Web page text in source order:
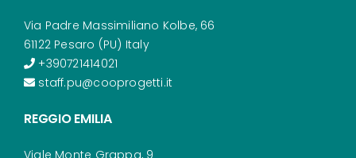
Via Padre Massimiliano Kolbe, 66
61122 Pesaro (PU) Italy
+390721414021
staff.pu@cooprogetti.it
REGGIO EMILIA